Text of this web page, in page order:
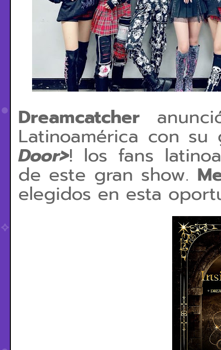
Dreamcatcher
Latinoamérica con
Door>! los fans
de este gran show.
elegidos en esta